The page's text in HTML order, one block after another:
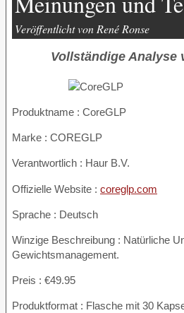
Veröffentlicht von René Ronse
Vollständige Analyse
Produktname : CoreGLP
Marke : COREGLP
Verantwortlich : Haur B.V.
Offizielle Website : coreglp.com
Sprache : Deutsch
Winzige Beschreibung : Natürliche
Gewichtsmanagement.
Preis : €49.95
Produktformat : Flasche mit 30